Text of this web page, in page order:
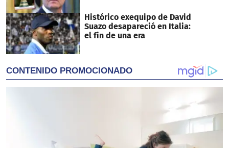
Histórico exequipo de David
Suazo desapareció en Italia:
el fin de una era